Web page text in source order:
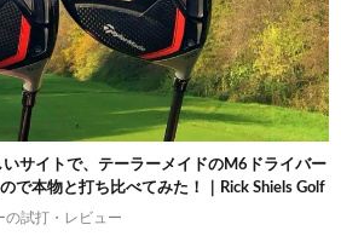
いサイトで、テーラーメイドのM6ドライバー
で本物と打ち比べてみた！｜Rick Shiels Golf
の試打・レビュー